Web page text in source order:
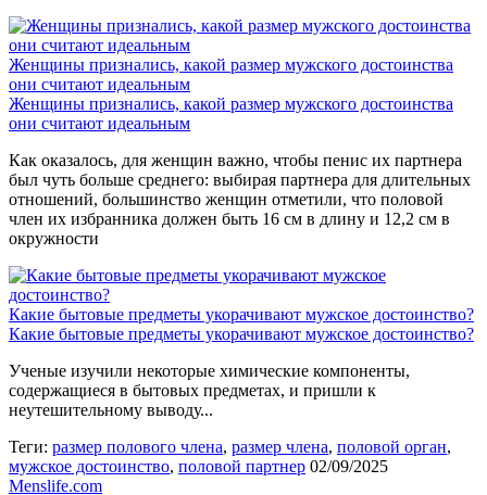
Женщины признались, какой размер мужского достоинства
они считают идеальным
Женщины признались, какой размер мужского достоинства
они считают идеальным
Как оказалось, для женщин важно, чтобы пенис их партнера
был чуть больше среднего: выбирая партнера для длительных
отношений, большинство женщин отметили, что половой
член их избранника должен быть 16 см в длину и 12,2 см в
окружности
Какие бытовые предметы укорачивают мужское достоинство?
Какие бытовые предметы укорачивают мужское достоинство?
Ученые изучили некоторые химические компоненты,
содержащиеся в бытовых предметах, и пришли к
неутешительному выводу...
Теги: размер полового члена, размер члена, половой орган,
мужское достоинство, половой партнер 02/09/2025
Menslife.com